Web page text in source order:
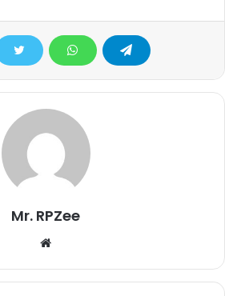
Mr. RPZee
Website